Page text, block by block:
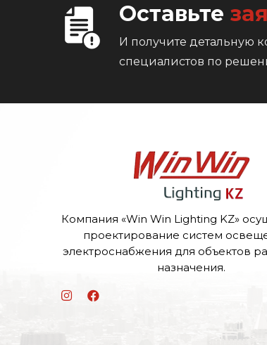
Оставьте
И получите детальную
специалистов по
Компания «Win Win Lighting KZ»
проектирование систем
электроснабжения для объектов
назначения.